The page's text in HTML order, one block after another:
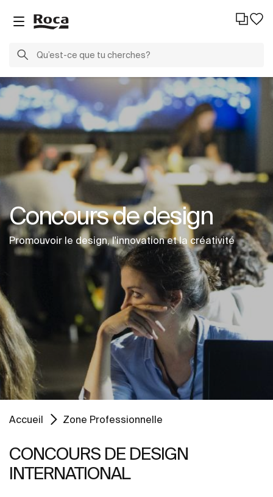
Concours de design
Promouvoir le design, l'innovation et la créativité
Accueil Zone Professionnelle
CONCOURS DE DESIGN
INTERNATIONAL